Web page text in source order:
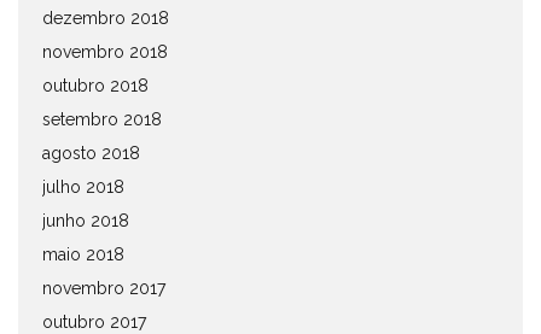
dezembro 2018
novembro 2018
outubro 2018
setembro 2018
agosto 2018
julho 2018
junho 2018
maio 2018
novembro 2017
outubro 2017